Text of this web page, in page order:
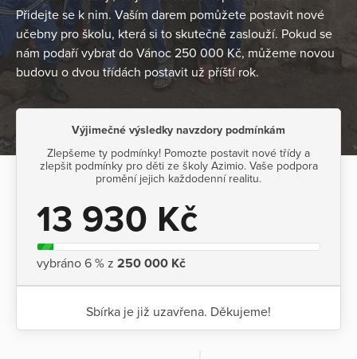
Přidejte se k nim. Vaším darem pomůžete postavit nové
učebny pro školu, která si to skutečně zaslouží. Pokud se
nám podaří vybrat do Vánoc 250 000 Kč, můžeme novou
budovu o dvou třídách postavit už příští rok.
Výjimečné výsledky navzdory podmínkám
Zlepšeme ty podmínky! Pomozte postavit nové třídy a
zlepšit podmínky pro děti ze školy Azimio. Vaše podpora
promění jejich každodenní realitu.
13 930 Kč
vybráno 6 % z 250 000 Kč
Sbírka je již uzavřena. Děkujeme!